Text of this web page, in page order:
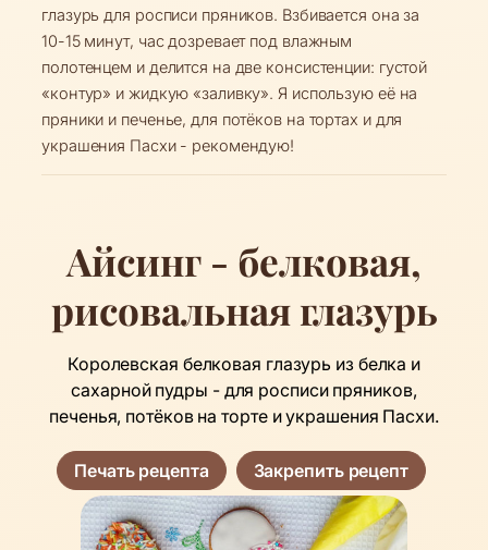
глазурь для росписи пряников. Взбивается она за
10-15 минут, час дозревает под влажным
полотенцем и делится на две консистенции: густой
«контур» и жидкую «заливку». Я использую её на
пряники и печенье, для потёков на тортах и для
украшения Пасхи - рекомендую!
Айсинг - белковая,
рисовальная глазурь
Королевская белковая глазурь из белка и
сахарной пудры - для росписи пряников,
печенья, потёков на торте и украшения Пасхи.
Печать рецепта Закрепить рецепт